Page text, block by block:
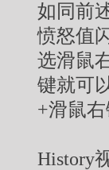
如同前
愤怒值
选滑鼠
键就可
+滑鼠
History